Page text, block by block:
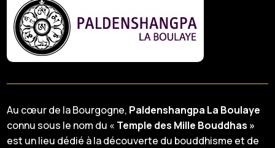
Au cœur de la Bourgogne, Paldenshangpa La Boulaye
connu sous le nom du « Temple des Mille Bouddhas »
est un lieu dédié à la découverte du bouddhisme et de